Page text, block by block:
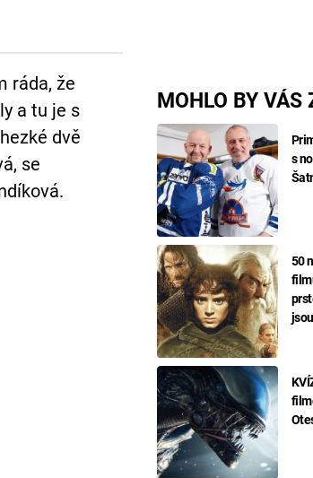
MOHLO BY VÁS
s
50
ráda, že
a tu je s
dvě
se